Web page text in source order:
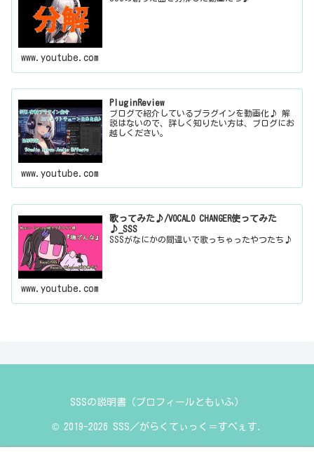
www.youtube.com
PluginReview
ブログで紹介しているプラグインを動画化♪ 解
説はないので、詳しく知りたい方は、ブログにお
越しください。
www.youtube.com
歌ってみた♪/VOCALO CHANGER使ってみた
♪_SSS
SSSがなにかの間違いで歌っちゃったやつたち♪
www.youtube.com
SSSの説明書（プロフィールともいふ）
© 2019-2026 SSS／がらくてぃっく＝すぺぇす.